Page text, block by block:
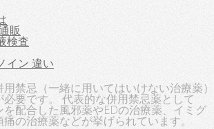
販
検査
イン 違い
禁忌（一緒に用いてはいけない治療薬）
要です。 代表的な併用禁忌薬として
配合した風邪薬やEDの治療薬、イミグ
の治療薬などが挙げられています。